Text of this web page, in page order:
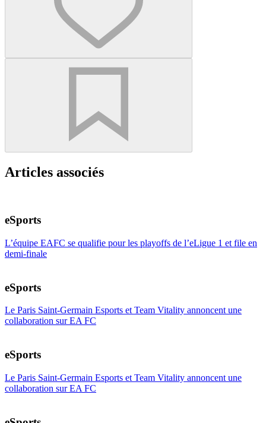
Articles associés
eSports
L’équipe EAFC se qualifie pour les playoffs de l’eLigue 1 et file en
demi-finale
eSports
Le Paris Saint-Germain Esports et Team Vitality annoncent une
collaboration sur EA FC
eSports
Le Paris Saint-Germain Esports et Team Vitality annoncent une
collaboration sur EA FC